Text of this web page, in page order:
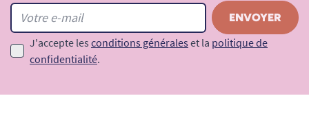
J'accepte les conditions générales et la politique de
confidentialité.